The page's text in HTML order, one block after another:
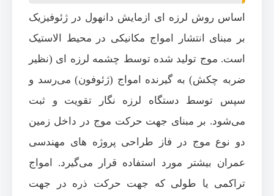
اساس روش لرزه ای ازمایش دانهول در ژئوفیزیک
بر مبنای انتشار امواج مکانیکی در محیط الاستیک
است. موج تولید شده توسط چشمه لرزه ای (نظیر
ضربه چکش) به گیرنده امواج (ژئوفون) می‌رسد و
سپس توسط دستگاه لرزه نگار تقویت و ثبت
می‌شود. بر مبنای جهت حرکت موج در داخل زمین
دو نوع موج در فاز طراحی پروژه های مهندسی
عمران بیشتر مورد استفاده قرار می‌گیرد. امواج
تراکمی یا طولی که جهت حرکت ذره در جهت